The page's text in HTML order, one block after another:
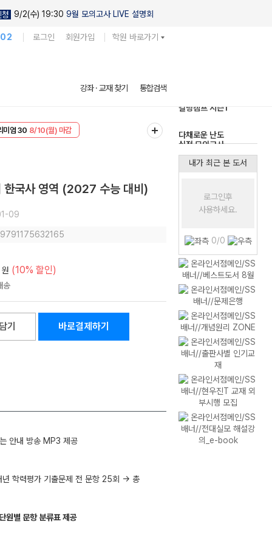
청 9/2(수) 19:30 9월 모의고사 LIVE 설명회
로그인 회원가입 학원 바로가기
강좌 · 교재 찾기 통합검색
8/10(월) 마감
실전 모의고사
한국사 영역 (2027 수능 대비)
09
9791175632165
원 (10% 할인)
기 바로결제하기
안내 방송 MP3 제공
학력평가 기출문제 전 문항 25회 → 총
원별 문항 분류표 제공
내가 최근 본 도서
로그인후
사용하세요.
0/0